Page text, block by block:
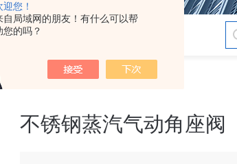
迎您！
自局域网的朋友！有什么可以帮
您的吗？
角座阀
不锈钢蒸汽气动角座阀